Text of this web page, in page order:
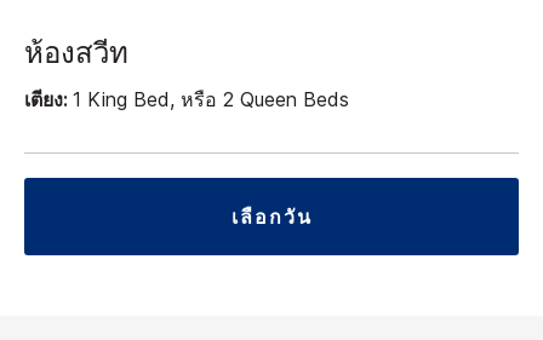
ห้องสวีท
เตียง: 1 King Bed, หรือ 2 Queen Beds
เลือกวัน